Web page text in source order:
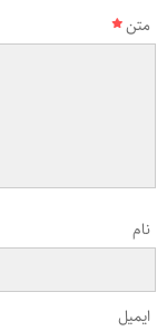
متن
نام
ایمیل